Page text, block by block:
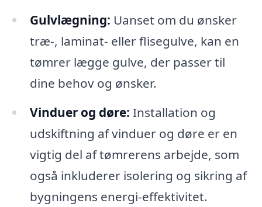
Gulvlægning: Uanset om du ønsker
træ-, laminat- eller flisegulve, kan en
tømrer lægge gulve, der passer til
dine behov og ønsker.
Vinduer og døre: Installation og
udskiftning af vinduer og døre er en
vigtig del af tømrerens arbejde, som
også inkluderer isolering og sikring af
bygningens energi-effektivitet.